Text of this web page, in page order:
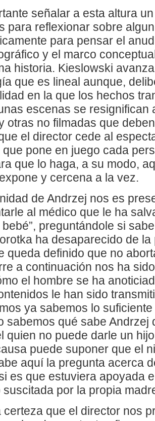
señalar a esta altura
para reflexionar sobre
para pensar el
y el marco
historia. Kieslowski
que es lineal aunque,
en la que los hechos
escenas se resignifican
otras no filmadas que
el director cede al
que pone en juego cada
que lo haga, a su modo,
y cercena a la vez.
de Andrzej nos es
al médico que le ha
preguntándole si
ha desaparecido de
queda definido que no
a continuación nos ha
el hombre se ha
le han sido
ya sabemos lo
sabemos qué sabe
quien no puede darle un
puede suponer que el
aquí la pregunta acerca
es que estuviera apoyada
suscitada por la propia
certeza que el director nos